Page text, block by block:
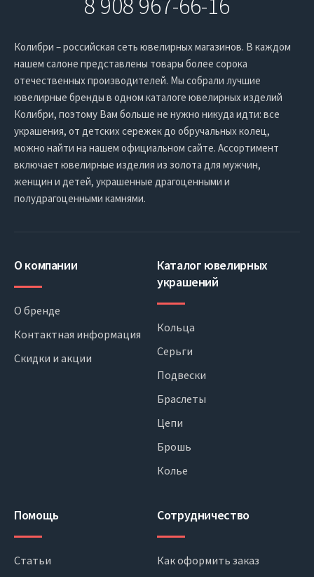
Колибри – российская сеть ювелирных магазинов. В каждом
нашем салоне представлены товары более сорока
отечественных производителей. Мы собрали лучшие
ювелирные бренды в одном каталоге ювелирных изделий
Колибри, поэтому Вам больше не нужно никуда идти: все
украшения, от детских сережек до обручальных колец,
можно найти на нашем официальном сайте. Ассортимент
включает ювелирные изделия из золота для мужчин,
женщин и детей, украшенные драгоценными и
полудрагоценными камнями.
О компании
О бренде
Контактная информация
Скидки и акции
Каталог ювелирных
украшений
Кольца
Серьги
Подвески
Браслеты
Цепи
Брошь
Колье
Помощь
Статьи
Сотрудничество
Как оформить заказ